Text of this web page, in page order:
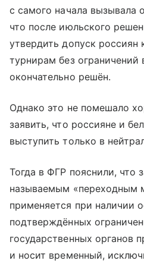
с самого начала вызывала
что после июльского
утвердить допуск россиян
турнирам без ограничений
окончательно решён.
Однако это не помешало
заявить, что россияне и
выступить только в
Тогда в ФГР пояснили, что
называемым «переходным
применяется при наличии
подтверждённых
государственных органов
и носит временный,